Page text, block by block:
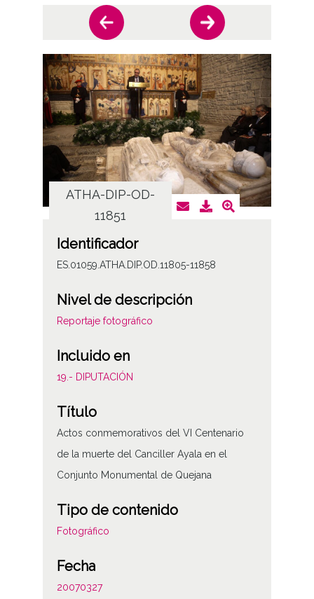
ATHA-DIP-OD-
11851
Identificador
ES.01059.ATHA.DIP.OD.11805-11858
Nivel de descripción
Reportaje fotográfico
Incluido en
19.- DIPUTACIÓN
Título
Actos conmemorativos del VI Centenario
de la muerte del Canciller Ayala en el
Conjunto Monumental de Quejana
Tipo de contenido
Fotográfico
Fecha
20070327